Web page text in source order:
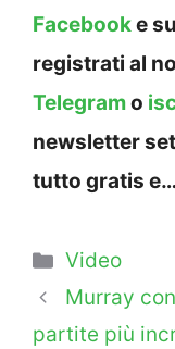
Facebooke
registrati al
Telegramo
newsletter
tutto gratis
Categorie
Video
Murray
partite più